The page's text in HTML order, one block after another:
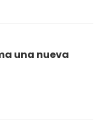
una nueva